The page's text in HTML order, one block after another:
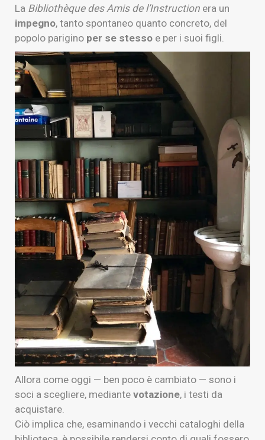
La Bibliothèque des Amis de l’Instruction era un
impegno, tanto spontaneo quanto concreto, del
popolo parigino per se stesso e per i suoi figli.
Allora come oggi — ben poco è cambiato — sono i
soci a scegliere, mediante votazione, i testi da
acquistare.
Ciò implica che, esaminando i vecchi cataloghi della